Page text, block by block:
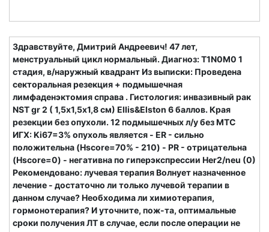
Здравствуйте, Дмитрий Андреевич! 47 лет,
менструальный цикл нормальный. Диагноз: Т1N0M0 1
cтадия, в/наружный квадрант Из выписки: Проведена
секторальная резекция + подмышечная
лимфаденэктомия справа . Гистология: инвазивный рак
NST gr 2 ( 1,5х1,5х1,8 см) Ellis&Elston 6 баллов. Края
резекции без опухоли. 12 подмышечных л/у без МТС
ИГХ: Ki67=3% опухоль является - ER - сильно
положительна (Hscore=70% - 210) - PR - отрицательна
(Hscore=0) - негативна по гиперэкспрессии Her2/neu (0)
Рекомендовано: лучевая терапия Волнует назначенное
лечение - достаточно ли только лучевой терапии в
данном случае? Необходима ли химиотерапия,
гормонотерапия? И уточните, пож-та, оптимальные
сроки получения ЛТ в случае, если после операции не